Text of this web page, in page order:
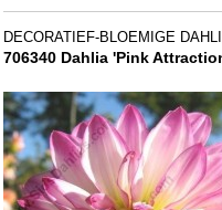
DECORATIEF-BLOEMIGE
706340 Dahlia 'Pink